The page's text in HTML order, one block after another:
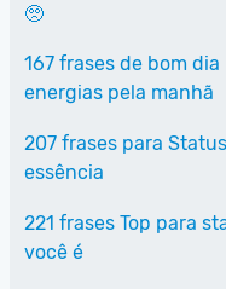
🥺
167 frases de bom
energias pela manhã
207 frases para
essência
221 frases Top para
você é